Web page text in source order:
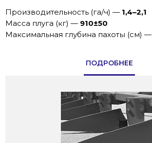
Производительность (га/ч) — 1,4–2,1
Масса плуга (кг) — 910±50
Максимальная глубина пахоты (см) —
ПОДРОБНЕЕ